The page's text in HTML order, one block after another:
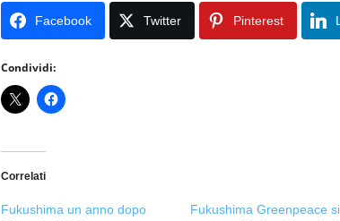
Facebook Twitter Pinterest
Condividi:
Correlati
Fukushima un anno dopo
Fukushima Greenpeace si